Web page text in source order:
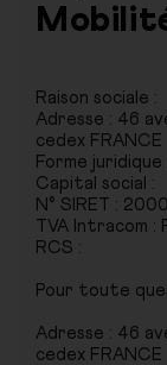
Raison sociale :
Adresse : 46
cedex FRANCE
Forme
Capital social :
N° SIRET :
TVA Intracom
RCS :
Pour toute
Adresse : 46
cedex FRANCE